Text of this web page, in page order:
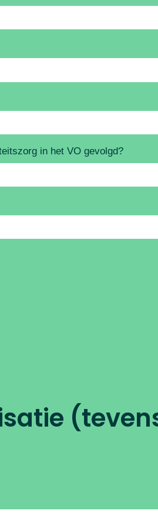
in het VO gevolgd?